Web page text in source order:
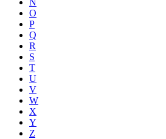
N
O
P
Q
R
S
T
U
V
W
X
Y
Z